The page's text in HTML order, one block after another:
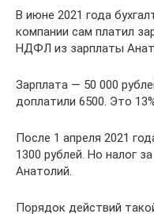
В июне 2021 года
компании сам платил
НДФЛ из зарплаты
Зарплата — 50 000
доплатили 6500. Это
После 1 апреля 2021
1300 рублей. Но налог
Анатолий.
Порядок действий